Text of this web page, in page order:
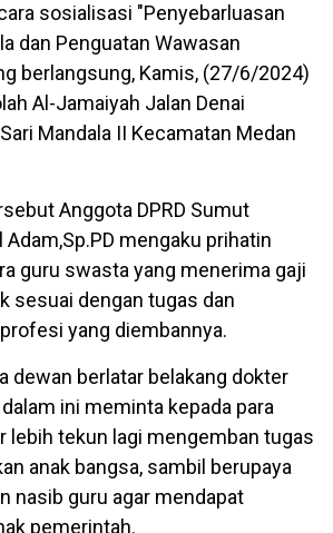
sosialisasi "Penyebarluasan
dan Penguatan Wawasan
berlangsung, Kamis, (27/6/2024)
Al-Jamaiyah Jalan Denai
Mandala II Kecamatan Medan
Anggota DPRD Sumut
mengaku prihatin
guru swasta yang menerima gaji
sesuai dengan tugas dan
yang diembannya.
dewan berlatar belakang dokter
ini meminta kepada para
lebih tekun lagi mengemban tugas
anak bangsa, sambil berupaya
nasib guru agar mendapat
pemerintah.